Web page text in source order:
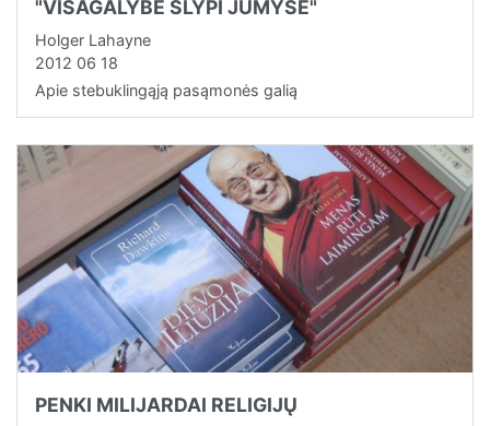
"VISAGALYBĖ SLYPI JUMYSE"
Holger Lahayne
2012 06 18
Apie stebuklingąją pasąmonės galią
PENKI MILIJARDAI RELIGIJŲ